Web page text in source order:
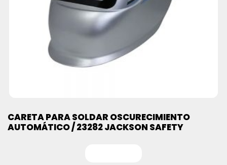
CARETA PARA SOLDAR OSCURECIMIENTO
AUTOMÁTICO / 23282 JACKSON SAFETY